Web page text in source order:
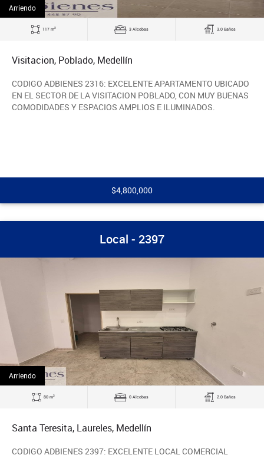
Arriendo
117 m2 3 Alcobas 3.0 Baños
Visitacion, Poblado, Medellín
CODIGO ADBIENES 2316: EXCELENTE APARTAMENTO UBICADO
EN EL SECTOR DE LA VISITACION POBLADO, CON MUY BUENAS
COMODIDADES Y ESPACIOS AMPLIOS E ILUMINADOS.
$4,800,000
Local - 2397
Arriendo
80 m2 0 Alcobas 2.0 Baños
Santa Teresita, Laureles, Medellín
CODIGO ADBIENES 2397: EXCELENTE LOCAL COMERCIAL